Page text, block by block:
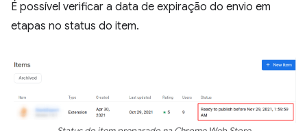
É possível verificar a data de expiração do envio em
etapas no status do item.